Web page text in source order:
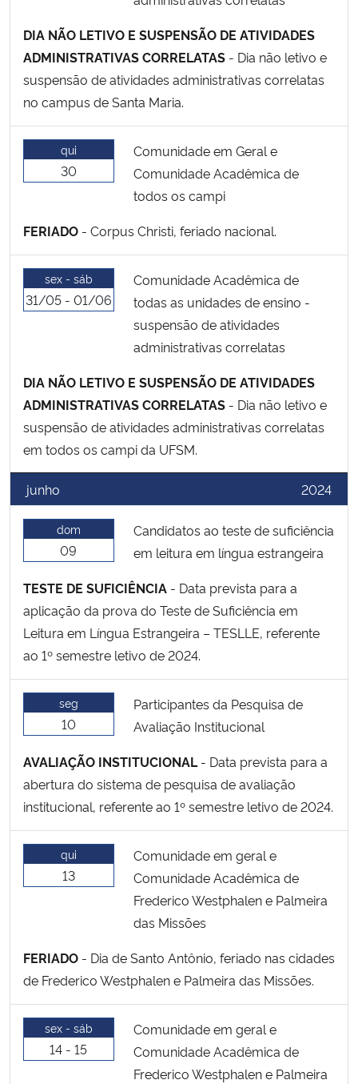
DIA NÃO LETIVO E SUSPENSÃO DE ATIVIDADES
ADMINISTRATIVAS CORRELATAS - Dia não letivo e
suspensão de atividades administrativas correlatas
no campus de Santa Maria.
qui
30
Comunidade em Geral e
Comunidade Acadêmica de
todos os campi
FERIADO - Corpus Christi, feriado nacional.
sex - sáb
31/05 - 01/06
Comunidade Acadêmica de
todas as unidades de ensino -
suspensão de atividades
administrativas correlatas
DIA NÃO LETIVO E SUSPENSÃO DE ATIVIDADES
ADMINISTRATIVAS CORRELATAS - Dia não letivo e
suspensão de atividades administrativas correlatas
em todos os campi da UFSM.
junho 2024
dom
09
Candidatos ao teste de suficiência
em leitura em língua estrangeira
TESTE DE SUFICIÊNCIA - Data prevista para a
aplicação da prova do Teste de Suficiência em
Leitura em Língua Estrangeira – TESLLE, referente
ao 1º semestre letivo de 2024.
seg
10
Participantes da Pesquisa de
Avaliação Institucional
AVALIAÇÃO INSTITUCIONAL- Data prevista para a
abertura do sistema de pesquisa de avaliação
institucional, referente ao 1º semestre letivo de 2024.
qui
13
Comunidade em geral e
Comunidade Acadêmica de
Frederico Westphalen e Palmeira
das Missões
FERIADO - Dia de Santo Antônio, feriado nas cidades
de Frederico Westphalen e Palmeira das Missões.
sex - sáb
14 - 15
Comunidade em geral e
Comunidade Acadêmica de
Frederico Westphalen e Palmeira